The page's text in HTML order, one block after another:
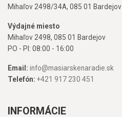
Mihaľov 2498/34A, 085 01 Bardejov
Výdajné miesto
Mihaľov 2498, 085 01 Bardejov
PO - PI: 08:00 - 16:00
Email: info@masiarskenaradie.sk
Telefón: +421 917 230 451
INFORMÁCIE